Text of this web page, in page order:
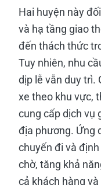
Hai huyện này
và hạ tầng giao
đến thách thức
Tuy nhiên, nhu
dịp lễ vẫn duy trì.
xe theo khu vực,
cung cấp dịch vụ
địa phương. Ứng
chuyến đi và
chờ, tăng khả
cả khách hàng